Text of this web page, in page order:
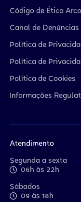
Código de Ética Arco
Canal de Denúncias
Política de
Política de
Política de Cookies
Informações
Atendimento
Segunda a sexta
06h às 22h
Sábados
09 às 18h